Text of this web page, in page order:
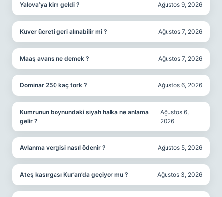
Yalova’ya kim geldi ? Ağustos 9, 2026
Kuver ücreti geri alınabilir mi ? Ağustos 7, 2026
Maaş avans ne demek ? Ağustos 7, 2026
Dominar 250 kaç tork ? Ağustos 6, 2026
Kumrunun boynundaki siyah halka ne anlama
gelir ?
Ağustos 6,
2026
Avlanma vergisi nasıl ödenir ? Ağustos 5, 2026
Ateş kasırgası Kur’an’da geçiyor mu ? Ağustos 3, 2026